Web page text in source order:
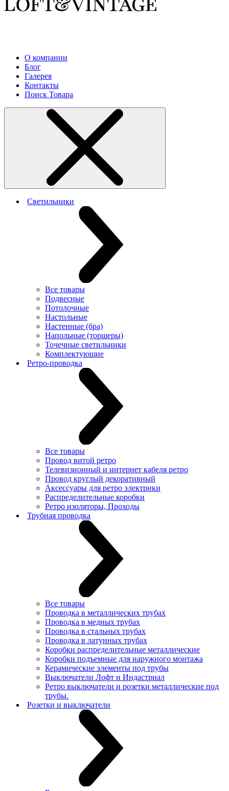
О компании
Блог
Галерея
Контакты
Поиск Товара
Светильники
Все товары
Подвесные
Потолочные
Настольные
Настенные (бра)
Напольные (торшеры)
Точечные светильники
Комплектующие
Ретро-проводка
Все товары
Провод витой ретро
Телевизионный и интернет кабеля ретро
Провод круглый декоративный
Аксессуары для ретро электрики
Распределительные коробки
Ретро изоляторы, Проходы
Трубная проводка
Все товары
Проводка в металлических трубах
Проводка в медных трубах
Проводка в стальных трубах
Проводка в латунных трубах
Коробки распределительные металлические
Коробки подъемные для наружного монтажа
Керамические элементы под трубы
Выключатели Лофт и Индастриал
Ретро выключатели и розетки металлические под
трубы.
Розетки и выключатели